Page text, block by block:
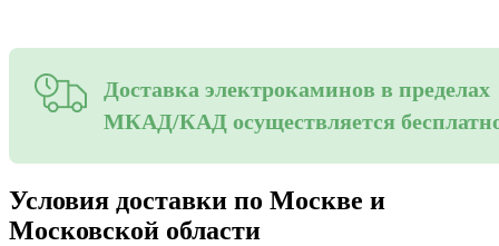
Доставка электрокаминов в пределах
МКАД/КАД осуществляется
Условия доставки по Москве и
Московской области